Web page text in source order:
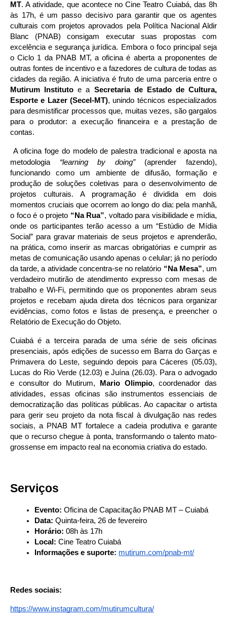
MT. A atividade, que acontece no Cine Teatro Cuiabá, das 8h
às 17h, é um passo decisivo para garantir que os agentes
culturais com projetos aprovados pela Política Nacional Aldir
Blanc (PNAB) consigam executar suas propostas com
excelência e segurança jurídica. Embora o foco principal seja
o Ciclo 1 da PNAB MT, a oficina é aberta a proponentes de
outras fontes de incentivo e a fazedores de cultura de todas as
cidades da região. A iniciativa é fruto de uma parceria entre o
Mutirum Instituto e a Secretaria de Estado de Cultura,
Esporte e Lazer (Secel-MT), unindo técnicos especializados
para desmistificar processos que, muitas vezes, são gargalos
para o produtor: a execução financeira e a prestação de
contas.
A oficina foge do modelo de palestra tradicional e aposta na
metodologia “learning by doing”(aprender fazendo),
funcionando como um ambiente de difusão, formação e
produção de soluções coletivas para o desenvolvimento de
projetos culturais. A programação é dividida em dois
momentos cruciais que ocorrem ao longo do dia: pela manhã,
o foco é o projeto “Na Rua”, voltado para visibilidade e mídia,
onde os participantes terão acesso a um “Estúdio de Mídia
Social” para gravar materiais de seus projetos e aprenderão,
na prática, como inserir as marcas obrigatórias e cumprir as
metas de comunicação usando apenas o celular; já no período
da tarde, a atividade concentra-se no relatório “Na Mesa”, um
verdadeiro mutirão de atendimento expresso com mesas de
trabalho e Wi-Fi, permitindo que os proponentes abram seus
projetos e recebam ajuda direta dos técnicos para organizar
evidências, como fotos e listas de presença, e preencher o
Relatório de Execução do Objeto.
Cuiabá é a terceira parada de uma série de seis oficinas
presenciais, após edições de sucesso em Barra do Garças e
Primavera do Leste, seguindo depois para Cáceres (05.03),
Lucas do Rio Verde (12.03) e Juína (26.03). Para o advogado
e consultor do Mutirum,
Mario Olimpio, coordenador das
atividades, essas oficinas são instrumentos essenciais de
democratização das políticas públicas. Ao capacitar o artista
para gerir seu projeto da nota fiscal à divulgação nas redes
sociais, a PNAB MT fortalece a cadeia produtiva e garante
que o recurso chegue à ponta, transformando o talento mato-
grossense em impacto real na economia criativa do estado.
Serviços
Evento: Oficina de Capacitação PNAB MT – Cuiabá
Data: Quinta-feira, 26 de fevereiro
Horário: 08h às 17h
Local: Cine Teatro Cuiabá
Informações e suporte: mutirum.com/pnab-mt/
Redes sociais:
https://www.instagram.com/mutirumcultura/